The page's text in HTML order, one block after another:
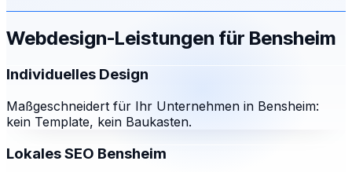
Webdesign-Leistungen für Bensheim
Individuelles Design
Maßgeschneidert für Ihr Unternehmen in Bensheim:
kein Template, kein Baukasten.
Lokales SEO Bensheim